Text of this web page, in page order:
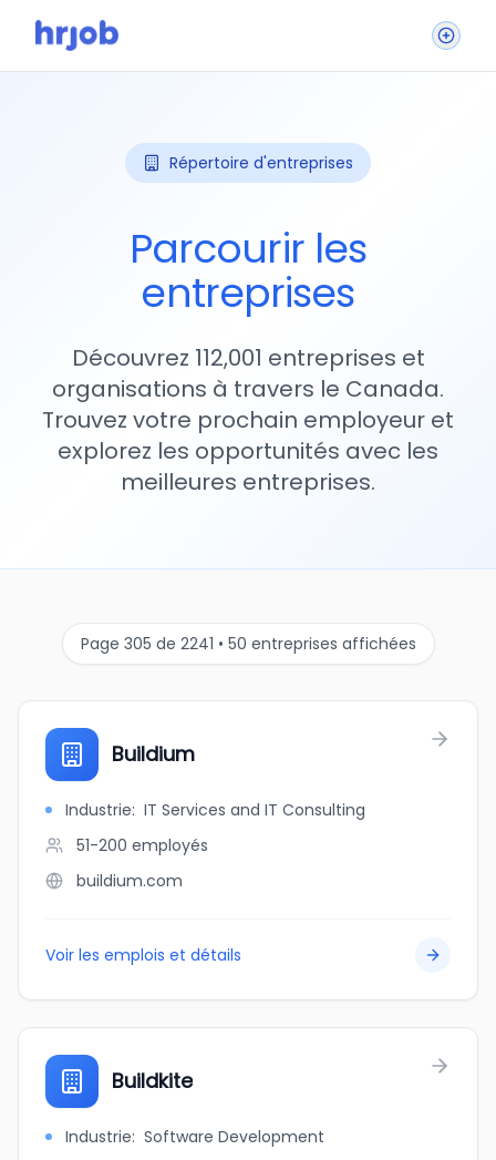
Répertoire d'entreprises
Parcourir les
entreprises
Découvrez 112,001 entreprises et
organisations à travers le Canada.
Trouvez votre prochain employeur et
explorez les opportunités avec les
meilleures entreprises.
Page 305 de 2241 • 50 entreprises affichées
Buildium
Industrie: IT Services and IT Consulting
51-200 employés
buildium.com
Voir les emplois et détails
Buildkite
Industrie: Software Development